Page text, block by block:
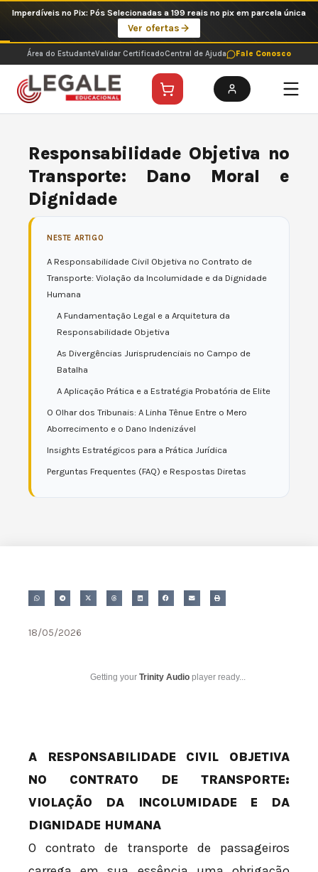
o
conteúdo
Imperdíveis no Pix: Pós Selecionadas a 199 reais no pix em parcela única
Ver ofertas
Área do EstudanteValidar CertificadoCentral de Ajuda Fale Conosco
Responsabilidade Objetiva no
Transporte: Dano Moral e
Dignidade
NESTE ARTIGO
A Responsabilidade Civil Objetiva no Contrato de
Transporte: Violação da Incolumidade e da Dignidade
Humana
A Fundamentação Legal e a Arquitetura da
Responsabilidade Objetiva
As Divergências Jurisprudenciais no Campo de
Batalha
A Aplicação Prática e a Estratégia Probatória de Elite
O Olhar dos Tribunais: A Linha Tênue Entre o Mero
Aborrecimento e o Dano Indenizável
Insights Estratégicos para a Prática Jurídica
Perguntas Frequentes (FAQ) e Respostas Diretas
18/05/2026
Getting your Trinity Audio player ready...
A RESPONSABILIDADE CIVIL OBJETIVA
NO CONTRATO DE TRANSPORTE:
VIOLAÇÃO DA INCOLUMIDADE E DA
DIGNIDADE HUMANA
O contrato de transporte de passageiros